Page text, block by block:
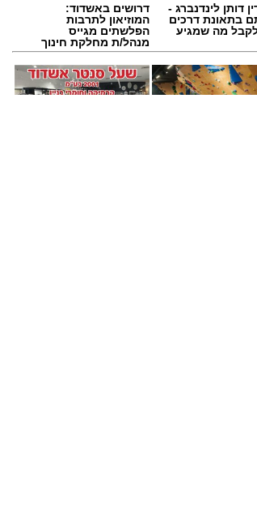
דותן לינדנברג -
בתאונת דרכים
מה שמגיע
דרושים באשדוד:
המוזיאון לתרבות
הפלשתים מגייס
מנהל/ת מחלקת חינוך